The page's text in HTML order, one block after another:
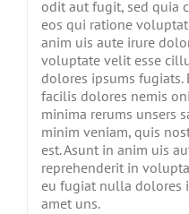
odit aut fugit, sed quia
eos qui ratione
anim uis aute irure
voluptate velit esse
dolores ipsums fugiats.
facilis dolores nemis
minima rerums unsers
minim veniam, quis
est. Asunt in anim uis
reprehenderit in
eu fugiat nulla dolores
amet uns.